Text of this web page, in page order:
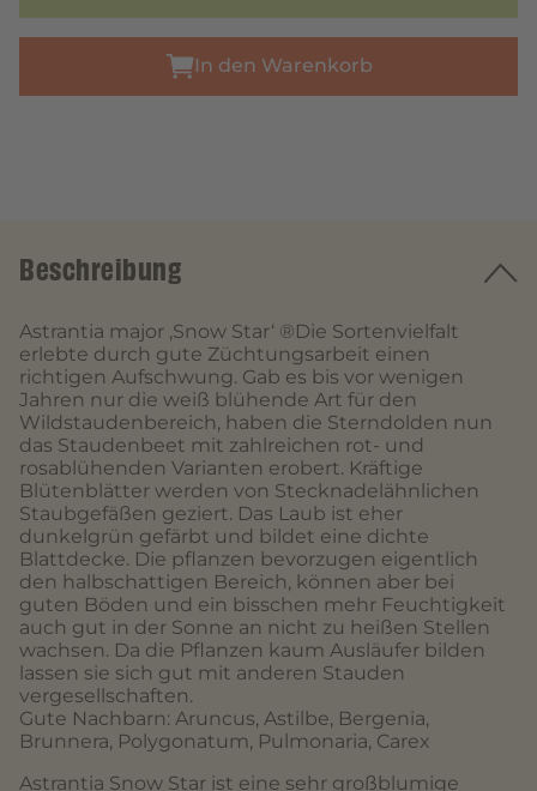
In den Warenkorb
Beschreibung
Astrantia major ‚Snow Star‘ ®Die Sortenvielfalt
erlebte durch gute Züchtungsarbeit einen
richtigen Aufschwung. Gab es bis vor wenigen
Jahren nur die weiß blühende Art für den
Wildstaudenbereich, haben die Sterndolden nun
das Staudenbeet mit zahlreichen rot- und
rosablühenden Varianten erobert. Kräftige
Blütenblätter werden von Stecknadelähnlichen
Staubgefäßen geziert. Das Laub ist eher
dunkelgrün gefärbt und bildet eine dichte
Blattdecke. Die pflanzen bevorzugen eigentlich
den halbschattigen Bereich, können aber bei
guten Böden und ein bisschen mehr Feuchtigkeit
auch gut in der Sonne an nicht zu heißen Stellen
wachsen. Da die Pflanzen kaum Ausläufer bilden
lassen sie sich gut mit anderen Stauden
vergesellschaften.
Gute Nachbarn: Aruncus, Astilbe, Bergenia,
Brunnera, Polygonatum, Pulmonaria, Carex
Astrantia Snow Star ist eine sehr großblumige